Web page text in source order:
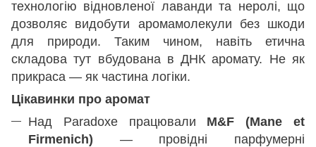
технологію відновленої лаванди та неролі, що
дозволяє видобути аромамолекули без шкоди
для природи. Таким чином, навіть етична
складова тут вбудована в ДНК аромату. Не як
прикраса — як частина логіки.
Цікавинки про аромат
Над Paradoxe працювали M&F (Mane et
Firmenich) — провідні парфумерні